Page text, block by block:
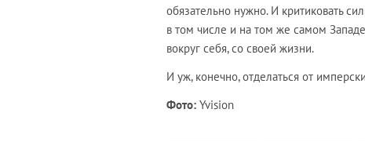
обязательно нужно. И критиковать
в том числе и на том же самом
вокруг себя, со своей жизни.
И уж, конечно, отделаться от
Фото: Yvision